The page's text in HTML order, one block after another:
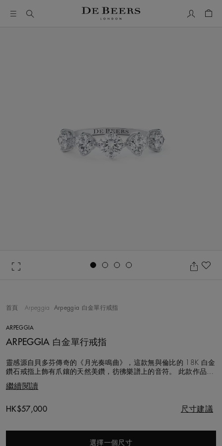
首頁 Arpeggia Arpeggia 白金單行戒指
ARPEGGIA
ARPEGGIA 白金單行戒指
靈感源自貝多芬傳奇的《月光奏鳴曲》，這款無與倫比的 18K 白金
鑽石戒指上飾有爪鑲的天然美鑽，彷彿樂譜上的音符。 此款作品風
以遵循道德章程的方式採購，並由 De Beers 的專家團隊精挑細選，
繼續閱讀
Original price
HK$57,000 尺寸建議
選擇一個尺寸